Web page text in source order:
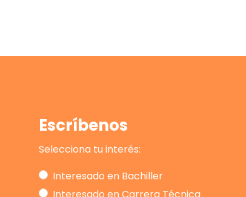
Escríbenos
Selecciona tu interés:
Interesado en Bachiller